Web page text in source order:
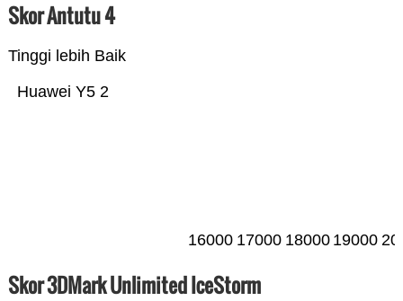
Skor Antutu 4
Tinggi lebih Baik
Huawei Y5 2
16000 17000 18000 19000
Skor 3DMark Unlimited IceStorm